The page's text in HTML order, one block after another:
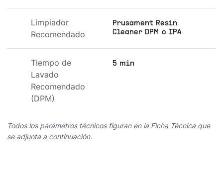
Limpiador
Recomendado
Prusament Resin
Cleaner DPM o IPA
Tiempo de
Lavado
Recomendado
(DPM)
5 min
Todos los parámetros técnicos figuran en la Ficha Técnica que
se adjunta a continuación.